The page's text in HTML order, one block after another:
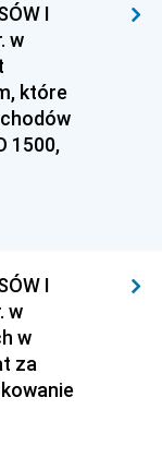
I
w
które
1500,
I
w
w
za